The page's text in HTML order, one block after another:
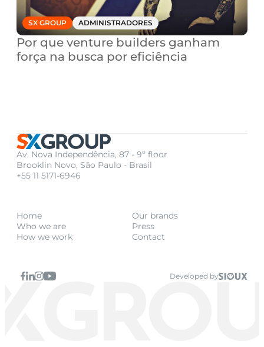
SX GROUP ADMINISTRADORES
Por que venture builders ganham
força na busca por eficiência
Av. Nova Independência, 87 - 9º floor
Brooklin Novo, São Paulo - Brasil
+55 11 5171-6946
Home
Who we are
How we work
Our brands
Press
Contact
Developed by